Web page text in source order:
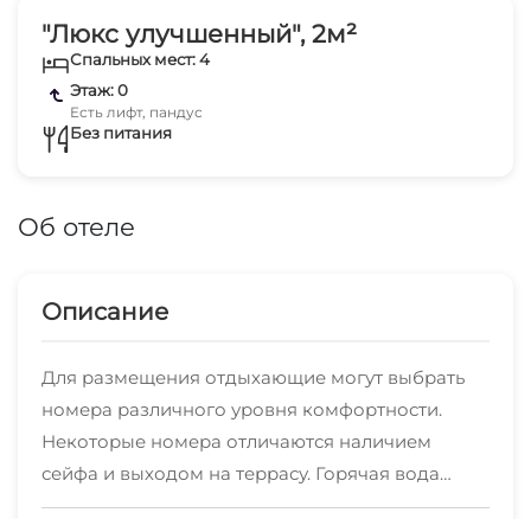
"Люкс улучшенный", 2м²
Спальных мест: 4
Этаж: 0
Есть лифт, пандус
Без питания
Об отеле
Описание
Для размещения отдыхающие могут выбрать
номера различного уровня комфортности.
Некоторые номера отличаются наличием
сейфа и выходом на террасу. Горячая вода
круглосуточно. Ванные комнаты